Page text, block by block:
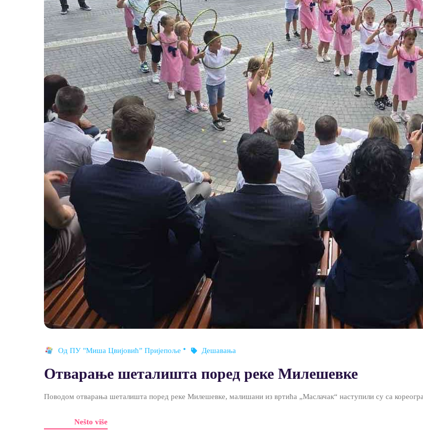
Од ПУ "Миша Цвијовић” Пријепоље Дешавања
Отварање шеталишта поред реке Милешевке
Поводом отварања шеталишта поред реке Милешевке, малишани из вртића „Маслачак“ наступили су са
Nešto više